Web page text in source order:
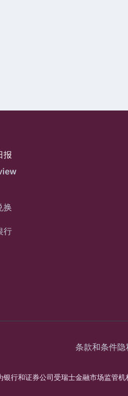
报
换
行
条款和条件隐
行和证券公司受瑞士金融市场监管机